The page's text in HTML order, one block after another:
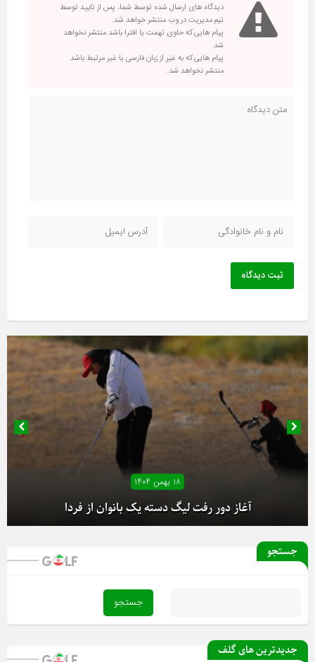
دیدگاه های ارسال شده توسط شما، پس از تایید توسط
تیم مدیریت در وب منتشر خواهد شد.
پیام هایی که حاوی تهمت یا افترا باشد منتشر نخواهد
شد.
پیام هایی که به غیر از زبان فارسی یا غیر مرتبط باشد
منتشر نخواهد شد.
ثبت دیدگاه
۱۸ بهمن ۱۴۰۴
آغاز دور رفت لیگ دسته یک بانوان از فردا
جستجو
جدیدترین های گلف